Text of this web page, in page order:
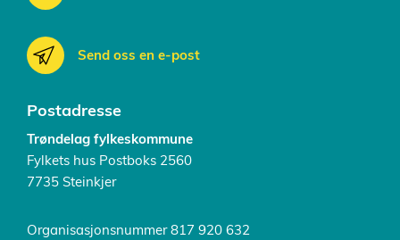
Send oss en e-post
Postadresse
Trøndelag fylkeskommune
Fylkets hus Postboks 2560
7735 Steinkjer
Organisasjonsnummer 817 920 632